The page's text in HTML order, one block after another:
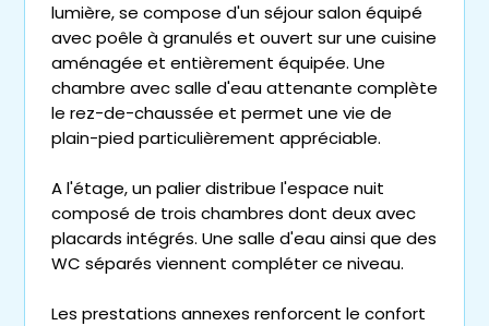
lumière, se compose d'un séjour salon équipé
avec poêle à granulés et ouvert sur une cuisine
aménagée et entièrement équipée. Une
chambre avec salle d'eau attenante complète
le rez-de-chaussée et permet une vie de
plain-pied particulièrement appréciable.
A l'étage, un palier distribue l'espace nuit
composé de trois chambres dont deux avec
placards intégrés. Une salle d'eau ainsi que des
WC séparés viennent compléter ce niveau.
Les prestations annexes renforcent le confort